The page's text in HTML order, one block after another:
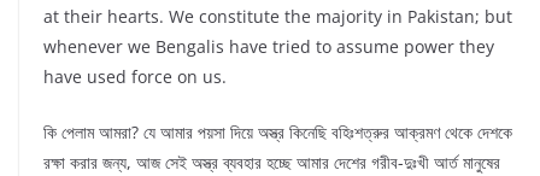
at their hearts. We constitute the majority in Pakistan; but
whenever we Bengalis have tried to assume power they
have used force on us.
কি পেলাম আমরা? যে আমার পয়সা দিয়ে অস্ত্র কিনেছি বহিঃশত্রুর আক্রমণ থেকে দেশকে
রক্ষা করার জন্য, আজ সেই অস্ত্র ব্যবহার হচ্ছে আমার দেশের গরীব-দুঃখী আর্ত মানুষের